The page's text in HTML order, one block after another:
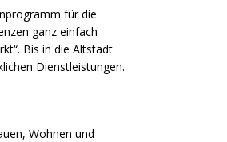
für die
ganz einfach
Bis in die Altstadt
Dienstleistungen.
Wohnen und